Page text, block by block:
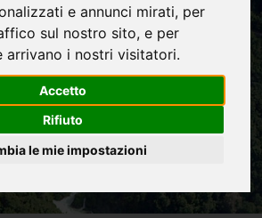
e annunci mirati, per
sul nostro sito, e per
arrivano i nostri visitatori.
Accetto
Rifiuto
le mie impostazioni
STUPIRE:
delle
e non